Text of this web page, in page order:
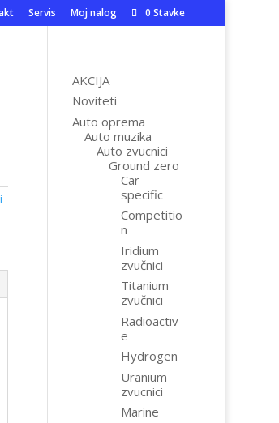
Servis Moj nalog 0 Stavke
AKCIJA
Noviteti
Auto oprema
Auto muzika
Auto zvucnici
Ground zero
Car
specific
Competitio
n
Iridium
zvučnici
Titanium
zvučnici
Radioactiv
e
Hydrogen
Uranium
zvucnici
Marine